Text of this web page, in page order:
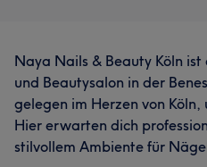
Naya Nails & Beauty Köln
und Beautysalon in der
gelegen im Herzen von
Hier erwarten dich
stilvollem Ambiente für